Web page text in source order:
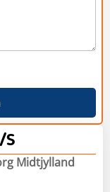
S
Midtjylland